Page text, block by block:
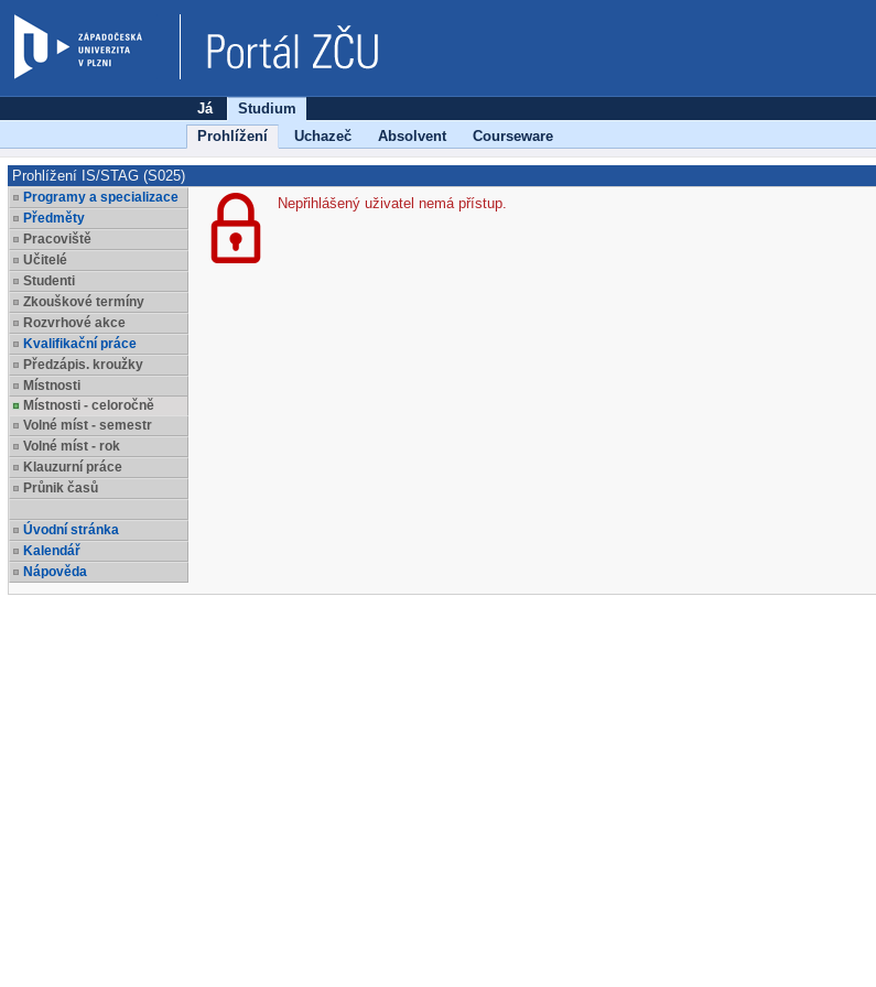
Já
Studium
Prohlížení
Uchazeč Absolvent Courseware
Prohlížení IS/STAG (S025)
Programy a specializace
Předměty
Pracoviště
Učitelé
Studenti
Zkouškové termíny
Rozvrhové akce
Kvalifikační práce
Předzápis. kroužky
Místnosti
Místnosti - celoročně
Volné míst - semestr
Volné míst - rok
Klauzurní práce
Průnik časů
Úvodní stránka
Kalendář
Nápověda
Nepřihlášený uživatel nemá přístup.